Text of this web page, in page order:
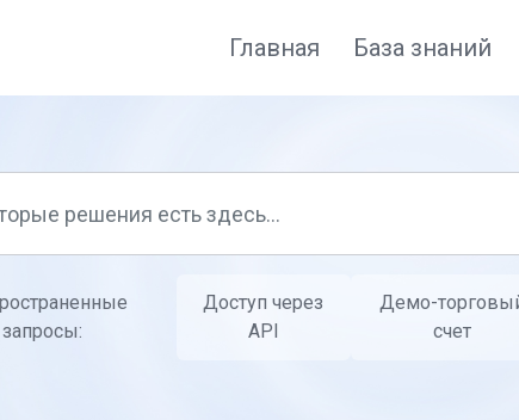
Главная База знаний
запросы:
Доступ через
API
Демо-
счет